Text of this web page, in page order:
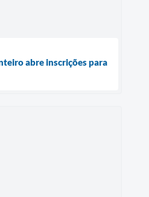
abre inscrições para